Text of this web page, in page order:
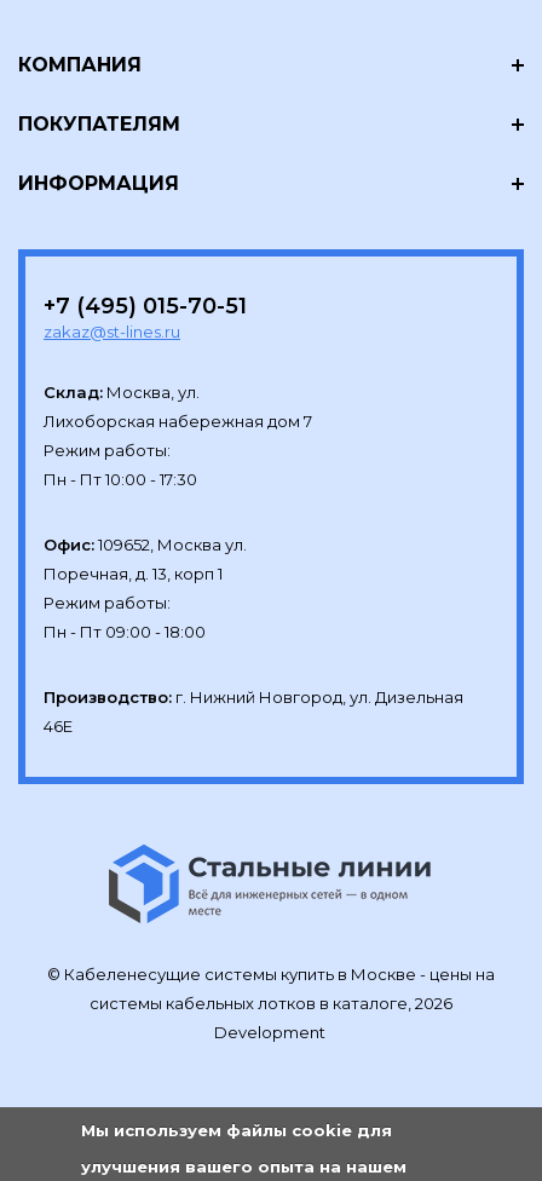
КОМПАНИЯ
ПОКУПАТЕЛЯМ
ИНФОРМАЦИЯ
+7 (495) 015-70-51
zakaz@st-lines.ru
Склад: Москва, ул.
Лихоборская набережная дом 7
Режим работы:
Офис:109652, Москва ул.
Поречная, д. 13, корп 1
Режим работы:
Производство: г. Нижний Новгород, ул. Дизельная
46Е
© Кабеленесущие системы купить в Москве - цены на
системы кабельных лотков в каталоге, 2026
Development
Мы используем файлы cookie для
улучшения вашего опыта на нашем